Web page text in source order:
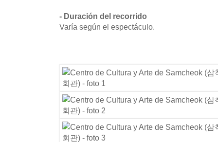
- Duración del recorrido
Varía según el espectáculo.